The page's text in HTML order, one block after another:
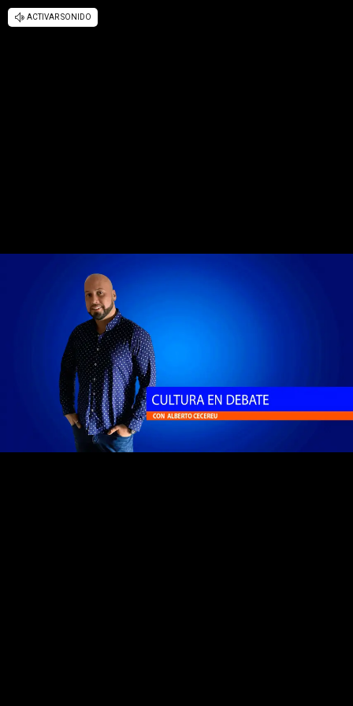
ACTIVAR SONIDO